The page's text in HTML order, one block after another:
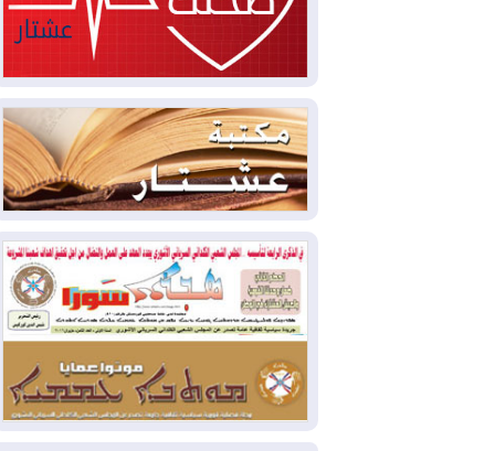
2026-08-02
مشروع "حسابي" يُمهل
الموظفين حتى نهاية أغسطس لاستلام
بطاقاتهم المصرفية
2026-08-02دمشق وعمّان تحذران بغداد:
أي هجوم من أراضي العراق سيواجه برد
2026-08-02ترامب: الولايات المتحدة
وإسرائيل تعلقان شن ضربات على إيران
2026-08-01
تقرير: الولايات المتحدة تسحب
منظومة باتريوت الدفاعية من أربيل
2026-08-01
النفط: اتفاقية ثلاثية لاستئناف
التصدير عبر جيهان بطاقة 750 ألف برميل
يومياً